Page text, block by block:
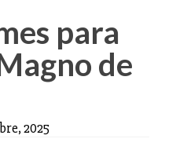
para
de
2025